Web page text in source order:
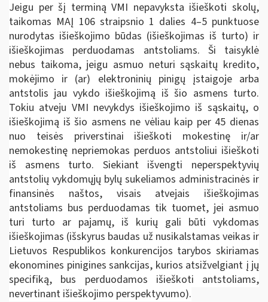
Jeigu per šį terminą VMI nepavyksta išieškoti skolų,
taikomas MAĮ 106 straipsnio 1 dalies 4–5 punktuose
nurodytas išieškojimo būdas (išieškojimas iš turto) ir
išieškojimas perduodamas antstoliams. Ši taisyklė
nebus taikoma, jeigu asmuo neturi sąskaitų kredito,
mokėjimo ir (ar) elektroninių pinigų įstaigoje arba
antstolis jau vykdo išieškojimą iš šio asmens turto.
Tokiu atveju VMI nevykdys išieškojimo iš sąskaitų, o
išieškojimą iš šio asmens ne vėliau kaip per 45 dienas
nuo teisės priverstinai išieškoti mokestinę ir/ar
nemokestinę nepriemokas perduos antstoliui išieškoti
iš asmens turto. Siekiant išvengti neperspektyvių
antstolių vykdomųjų bylų sukeliamos administracinės ir
finansinės naštos, visais atvejais išieškojimas
antstoliams bus perduodamas tik tuomet, jei asmuo
turi turto ar pajamų, iš kurių gali būti vykdomas
išieškojimas (išskyrus baudas už nusikalstamas veikas ir
Lietuvos Respublikos konkurencijos tarybos skiriamas
ekonomines pinigines sankcijas, kurios atsižvelgiant į jų
specifiką, bus perduodamos išieškoti antstoliams,
nevertinant išieškojimo perspektyvumo).